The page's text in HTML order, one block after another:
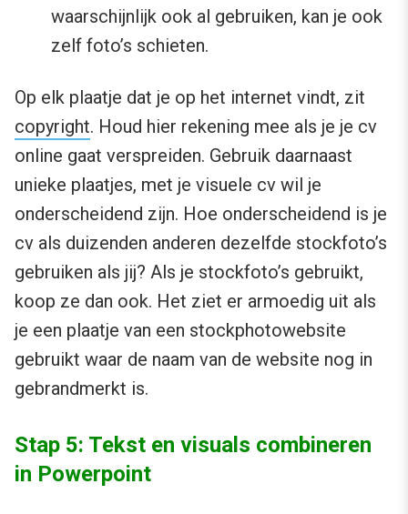
waarschijnlijk ook al gebruiken, kan je ook
zelf foto’s schieten.
Op elk plaatje dat je op het internet vindt, zit
copyright. Houd hier rekening mee als je je cv
online gaat verspreiden. Gebruik daarnaast
unieke plaatjes, met je visuele cv wil je
onderscheidend zijn. Hoe onderscheidend is je
cv als duizenden anderen dezelfde stockfoto’s
gebruiken als jij? Als je stockfoto’s gebruikt,
koop ze dan ook. Het ziet er armoedig uit als
je een plaatje van een stockphotowebsite
gebruikt waar de naam van de website nog in
gebrandmerkt is.
Stap 5: Tekst en visuals combineren
in Powerpoint